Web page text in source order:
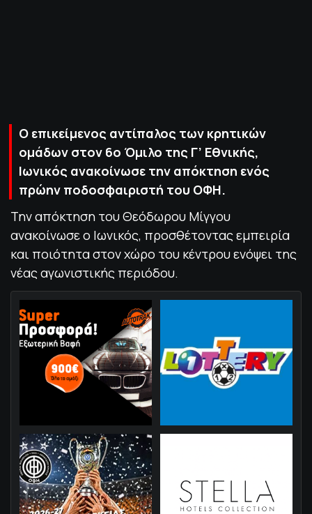
Ο επικείμενος αντίπαλος των κρητικών
ομάδων στον 6ο Όμιλο της Γ’ Εθνικής,
Ιωνικός ανακοίνωσε την απόκτηση ενός
πρώην ποδοσφαιριστή του ΟΦΗ.
Την απόκτηση του Θεόδωρου Μίγγου
ανακοίνωσε ο Ιωνικός, προσθέτοντας εμπειρία
και ποιότητα στον χώρο του κέντρου ενόψει της
νέας αγωνιστικής περιόδου.